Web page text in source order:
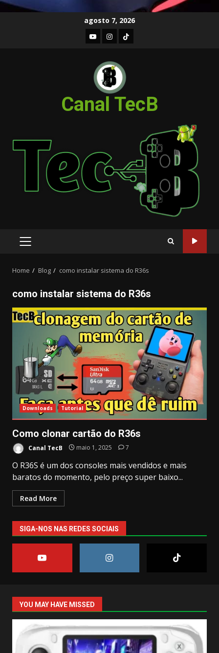
agosto 7, 2026
YoutubeInstagramTIKTOK
Canal TecB
PRIMARY
Home Blog como instalar sistema do R36s
como instalar sistema do R36s
Downloads Tutorial
Como clonar cartão do R36s
Canal TecB maio 1, 2025 7
O R36S é um dos consoles mais vendidos e mais
baratos do momento, pelo preço super baixo...
Read More
SIGA-NOS NAS REDES SOCIAIS
YOU MAY HAVE MISSED